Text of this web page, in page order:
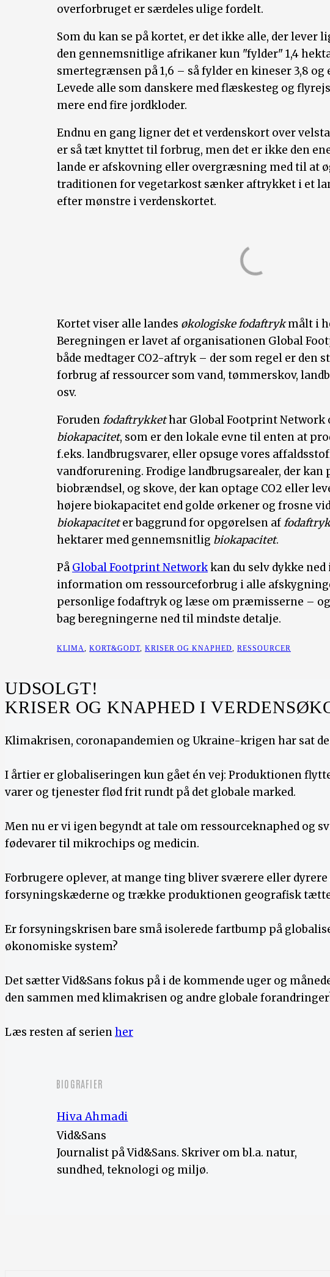
overforbruget er særdeles ulige fordelt.
Som du kan se på kortet, er det ikke alle, der lever
den gennemsnitlige afrikaner kun "fylder" 1,4
smertegrænsen på 1,6 – så fylder en kineser 3,8 og
Levede alle som danskere med flæskesteg og
mere end fire jordkloder.
Endnu en gang ligner det et verdenskort over
er så tæt knyttet til forbrug, men det er ikke den
lande er afskovning eller overgræsning med til at
traditionen for vegetarkost sænker aftrykket i et
efter mønstre i verdenskortet.
Kortet viser alle landes økologiske fodaftrykmålt i
Beregningen er lavet af organisationen Global
både medtager CO2-aftryk – der som regel er den
forbrug af ressourcer som vand, tømmerskov,
osv.
Forudenfodaftrykkethar Global Footprint Network
biokapacitet, som er den lokale evne til enten at
f.eks. landbrugsvarer, eller opsuge vores
vandforurening. Frodige landbrugsarealer, der kan
biobrændsel, og skove, der kan optage CO2 eller
højere biokapacitet end golde ørkener og frosne
biokapaciteter baggrund for opgørelsen af
hektarer med gennemsnitlig biokapacitet.
På Global Footprint Networkkan du selv dykke ned
information om ressourceforbrug i alle
personlige fodaftryk og læse om præmisserne –
bag beregningerne ned til mindste detalje.
KLIMA, KORT&GODT, KRISER OG KNAPHED, RESSOURCER
UDSOLGT!
KRISER OG KNAPHED I
Klimakrisen, coronapandemien og Ukraine-krigen har sat
I årtier er globaliseringen kun gået én vej: Produktionen
varer og tjenester flød frit rundt på det globale marked.
Men nu er vi igen begyndt at tale om ressourceknaphed og
fødevarer til mikrochips og medicin.
Forbrugere oplever, at mange ting bliver sværere eller
forsyningskæderne og trække produktionen geografisk
Er forsyningskrisen bare små isolerede fartbump på
økonomiske system?
Det sætter Vid&Sans fokus på i de kommende uger og
den sammen med klimakrisen og andre globale
Læs resten af serienher
BIOGRAFIER
Hiva Ahmadi
Vid&Sans
Journalist på Vid&Sans. Skriver om bl.a. natur,
sundhed, teknologi og miljø.